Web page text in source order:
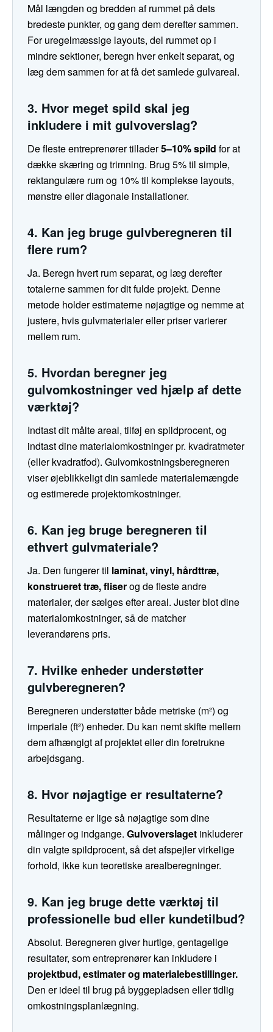
Mål længden og bredden af rummet på dets
bredeste punkter, og gang dem derefter sammen.
For uregelmæssige layouts, del rummet op i
mindre sektioner, beregn hver enkelt separat, og
læg dem sammen for at få det samlede gulvareal.
3. Hvor meget spild skal jeg
inkludere i mit gulvoverslag?
De fleste entreprenører tillader5–10% spild for at
dække skæring og trimning. Brug 5% til simple,
rektangulære rum og 10% til komplekse layouts,
mønstre eller diagonale installationer.
4. Kan jeg bruge gulvberegneren til
flere rum?
Ja. Beregn hvert rum separat, og læg derefter
totalerne sammen for dit fulde projekt. Denne
metode holder estimaterne nøjagtige og nemme at
justere, hvis gulvmaterialer eller priser varierer
mellem rum.
5. Hvordan beregner jeg
gulvomkostninger ved hjælp af dette
værktøj?
Indtast dit målte areal, tilføj en spildprocent, og
indtast dine materialomkostninger pr. kvadratmeter
(eller kvadratfod). Gulvomkostningsberegneren
viser øjeblikkeligt din samlede materialemængde
og estimerede projektomkostninger.
6. Kan jeg bruge beregneren til
ethvert gulvmateriale?
Ja. Den fungerer til laminat, vinyl, hårdttræ,
konstrueret træ, fliserog de fleste andre
materialer, der sælges efter areal. Juster blot dine
materialomkostninger, så de matcher
leverandørens pris.
7. Hvilke enheder understøtter
gulvberegneren?
Beregneren understøtter både metriske (m²) og
imperiale (ft²) enheder. Du kan nemt skifte mellem
dem afhængigt af projektet eller din foretrukne
arbejdsgang.
8. Hvor nøjagtige er resultaterne?
Resultaterne er lige så nøjagtige som dine
målinger og indgange. Gulvoverslaget inkluderer
din valgte spildprocent, så det afspejler virkelige
forhold, ikke kun teoretiske arealberegninger.
9. Kan jeg bruge dette værktøj til
professionelle bud eller kundetilbud?
Absolut. Beregneren giver hurtige, gentagelige
resultater, som entreprenører kan inkludere i
projektbud, estimater og materialebestillinger.
Den er ideel til brug på byggepladsen eller tidlig
omkostningsplanlægning.